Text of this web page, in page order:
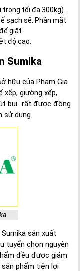
tối đa 300kg).
sạch sẽ. Phần mặt
giặt.
độ cao.
Sumika
hữu của Phạm Gia
xếp, giường xếp,
bụi...rất được đông
sử dụng
sản xuất
tuyển chọn nguyên
đều được giám
phẩm tiện lợi